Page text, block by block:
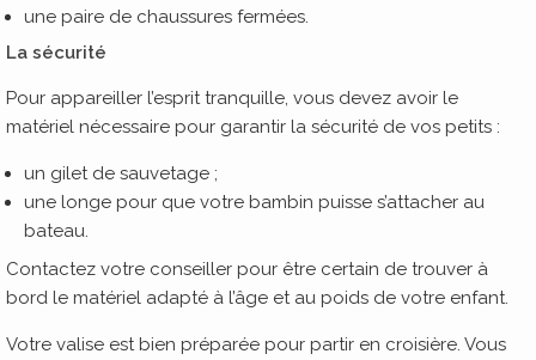
une paire de chaussures fermées.
La sécurité
Pour appareiller l’esprit tranquille, vous devez avoir le
matériel nécessaire pour garantir la sécurité de vos petits :
un gilet de sauvetage ;
une longe pour que votre bambin puisse s’attacher au
bateau.
Contactez votre conseiller pour être certain de trouver à
bord le matériel adapté à l’âge et au poids de votre enfant.
Votre valise est bien préparée pour partir en croisière. Vous